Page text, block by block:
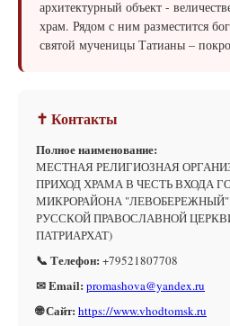
архитектурный объект -
храм. Рядом с ним разместится
святой мученицы Татианы –
✝ Контакты
Полное наименование:
МЕСТНАЯ РЕЛИГИОЗНАЯ
ПРИХОД ХРАМА В ЧЕСТЬ ВХОДА
МИКРОРАЙОНА
РУССКОЙ ПРАВОСЛАВНОЙ
ПАТРИАРХАТ)
📞 Телефон: +79521807708
✉ Email: promashova@yandex.ru
🌐 Сайт: https://www.vhodtomsk.ru